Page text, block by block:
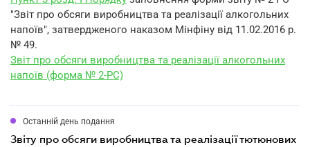
"Звіт про обсяги виробництва та реалізації алкогольних
напоїв", затвердженого наказом Мінфіну від 11.02.2016 р.
№ 49.
Звіт про обсяги виробництва та реалізації алкогольних
напоїв (форма № 2-РС)
Останній день подання
звіту про обсяги виробництва та реалізації тютюнових